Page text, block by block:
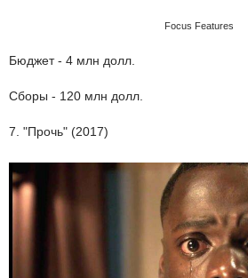
Focus Features
Бюджет - 4 млн долл.
Сборы - 120 млн долл.
7. "Прочь" (2017)